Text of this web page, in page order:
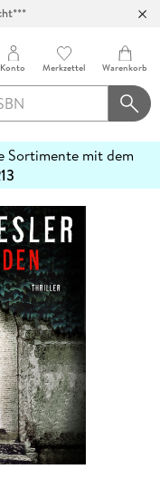
Konto Merkzettel Warenkorb
Sortimente mit dem